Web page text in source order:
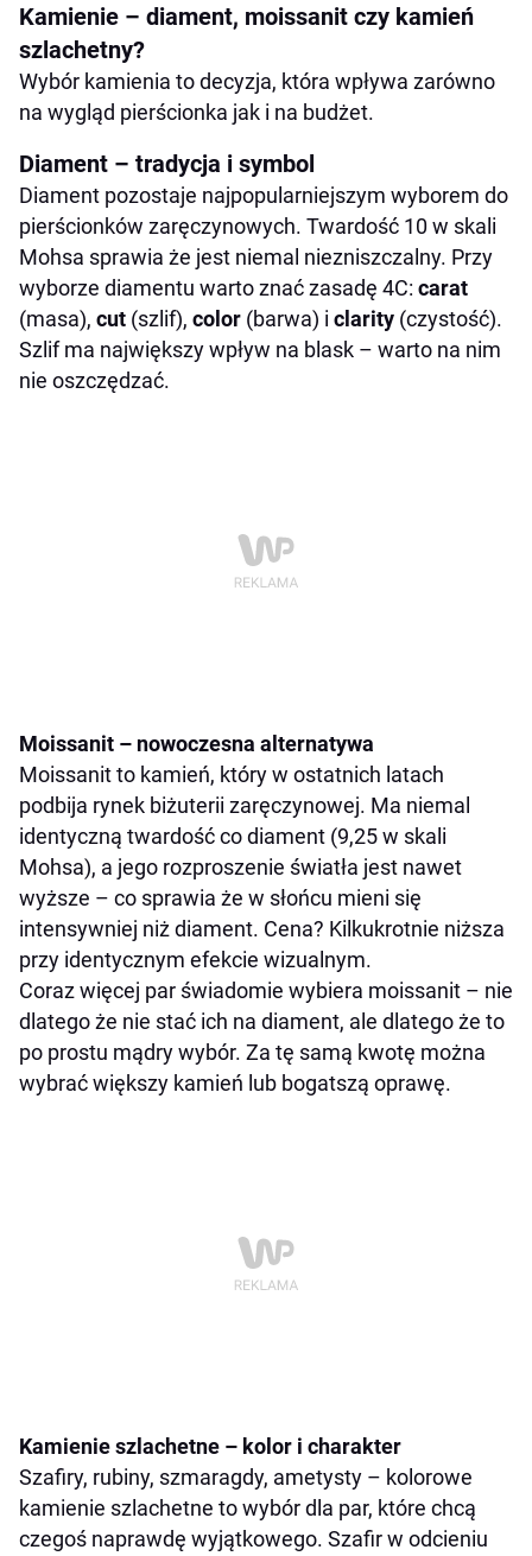
Kamienie – diament, moissanit czy kamień
szlachetny?
Wybór kamienia to decyzja, która wpływa zarówno
na wygląd pierścionka jak i na budżet.
Diament – tradycja i symbol
Diament pozostaje najpopularniejszym wyborem do
pierścionków zaręczynowych. Twardość 10 w skali
Mohsa sprawia że jest niemal niezniszczalny. Przy
wyborze diamentu warto znać zasadę 4C: carat
(masa), cut (szlif), color (barwa) i clarity (czystość).
Szlif ma największy wpływ na blask – warto na nim
nie oszczędzać.
Moissanit – nowoczesna alternatywa
Moissanit to kamień, który w ostatnich latach
podbija rynek biżuterii zaręczynowej. Ma niemal
identyczną twardość co diament (9,25 w skali
Mohsa), a jego rozproszenie światła jest nawet
wyższe – co sprawia że w słońcu mieni się
intensywniej niż diament. Cena? Kilkukrotnie niższa
przy identycznym efekcie wizualnym.
Coraz więcej par świadomie wybiera moissanit – nie
dlatego że nie stać ich na diament, ale dlatego że to
po prostu mądry wybór. Za tę samą kwotę można
wybrać większy kamień lub bogatszą oprawę.
Kamienie szlachetne – kolor i charakter
Szafiry, rubiny, szmaragdy, ametysty – kolorowe
kamienie szlachetne to wybór dla par, które chcą
czegoś naprawdę wyjątkowego. Szafir w odcieniu